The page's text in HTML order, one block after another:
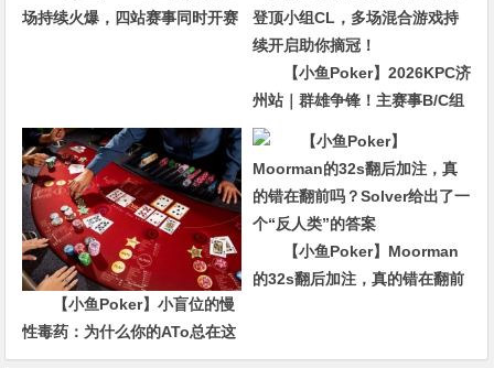
场持续火爆，四站赛事同时开赛
【小鱼Poker】2026KPC济
州站｜群雄争锋！主赛事B/C组
合共407人次参赛52人晋级，张
【小鱼Poker】小盲位的慢
性毒药：为什么你的ATo总在这
里输钱？
【小鱼Poker】Moorman
的32s翻后加注，真的错在翻前